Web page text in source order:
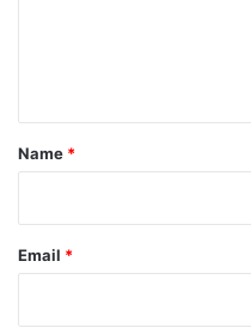
*
Name *
Email *